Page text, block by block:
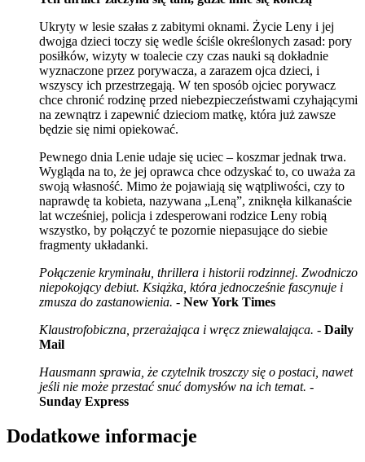
Ukryty w lesie szałas z zabitymi oknami. Życie Leny i jej
dwojga dzieci toczy się wedle ściśle określonych zasad: pory
posiłków, wizyty w toalecie czy czas nauki są dokładnie
wyznaczone przez porywacza, a zarazem ojca dzieci, i
wszyscy ich przestrzegają. W ten sposób ojciec porywacz
chce chronić rodzinę przed niebezpieczeństwami czyhającymi
na zewnątrz i zapewnić dzieciom matkę, która już zawsze
będzie się nimi opiekować.
Pewnego dnia Lenie udaje się uciec – koszmar jednak trwa.
Wygląda na to, że jej oprawca chce odzyskać to, co uważa za
swoją własność. Mimo że pojawiają się wątpliwości, czy to
naprawdę ta kobieta, nazywana „Leną”, zniknęła kilkanaście
lat wcześniej, policja i zdesperowani rodzice Leny robią
wszystko, by połączyć te pozornie niepasujące do siebie
fragmenty układanki.
Połączenie kryminału, thrillera i historii rodzinnej. Zwodniczo
niepokojący debiut. Książka, która jednocześnie fascynuje i
zmusza do zastanowienia. - New York Times
Klaustrofobiczna, przerażająca i wręcz zniewalająca. - Daily
Mail
Hausmann sprawia, że czytelnik troszczy się o postaci, nawet
jeśli nie może przestać snuć domysłów na ich temat. -
Sunday Express
Dodatkowe informacje